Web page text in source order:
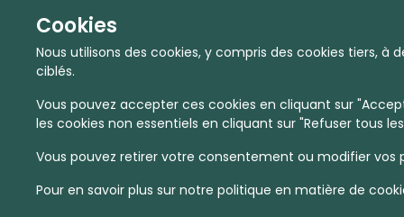
Cookies
Nous utilisons des cookies, y compris des cookies tiers,
ciblés.
Vous pouvez accepter ces cookies en cliquant sur
les cookies non essentiels en cliquant sur "Refuser tous
Vous pouvez retirer votre consentement ou modifier
Pour en savoir plus sur notre politique en matière de